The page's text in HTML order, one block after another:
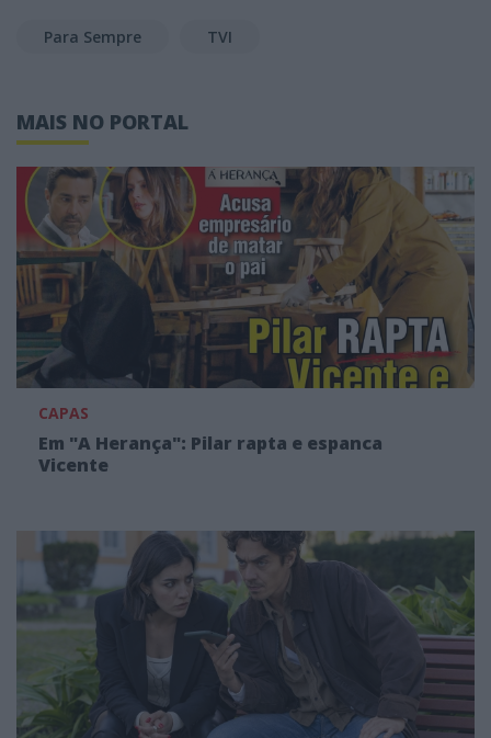
Para Sempre TVI
MAIS NO PORTAL
CAPAS
Em "A Herança": Pilar rapta e espanca
Vicente